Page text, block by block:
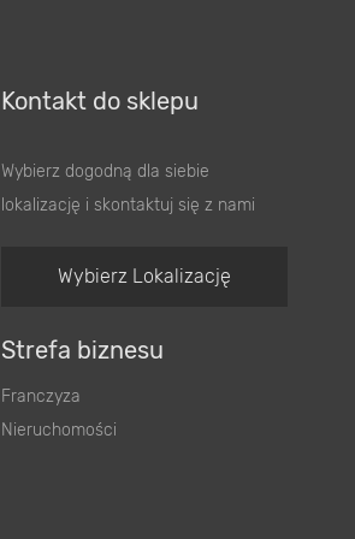
Kontakt do sklepu
Wybierz dogodną dla siebie
lokalizację i skontaktuj się z nami
Wybierz Lokalizację
Strefa biznesu
Franczyza
Nieruchomości